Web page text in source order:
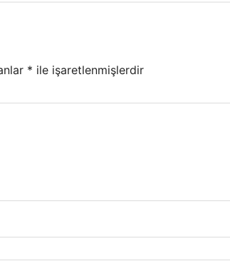
* ile işaretlenmişlerdir